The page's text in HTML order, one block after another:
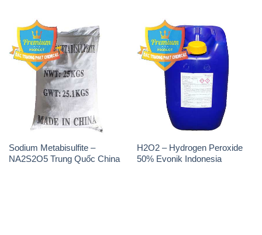
Sodium Metabisulfite –
NA2S2O5 Trung Quốc China
H2O2 – Hydrogen Peroxide
50% Evonik Indonesia